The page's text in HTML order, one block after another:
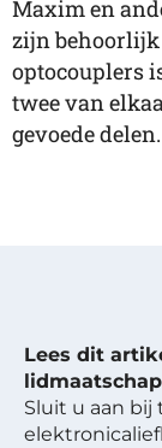
Maxim en
zijn behoorlijk
optocouplers
twee van
gevoede delen.
Lees dit
Sluit u aan